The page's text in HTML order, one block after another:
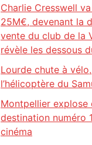
Charlie Cresswell
25M€, devenant la
vente du club de la
révèle les dessous
Lourde chute à
l’hélicoptère du
Montpellier explose
destination numéro
cinéma